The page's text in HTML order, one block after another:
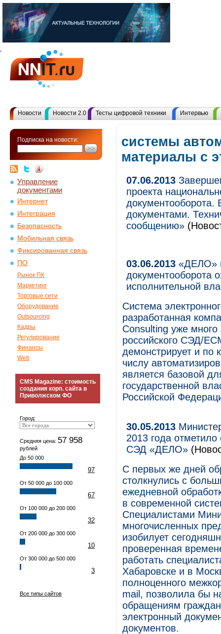
Новости Новости 2.0 Тесты цифровой техники Интервью
Подписка на новости:
Управление
документами
Интернет
Интеграция
Безопасность
Мобильная связь
Фиксированная связь
ПО
Рынок ПК
Маркетинг
Торговые сети
Оборудование
Outsourcing
Кадры
Регулирование
Финансы
Web
CMS Magazine: стоимость
создания корп. сайта в
Приволжском ФО
Город:
Средняя цена: 57 958
рублей
До 50 000
97
От 50 000 до 100 000
67
От 100 000 до 200 000
32
От 200 000 до 300 000
10
От 300 000 до 500 000
3
Все типы сайтов
системы
материалы с
07.06.2013
проекта
документооборота.
документами.
сообщению»
03.06.2013 «ДЕЛО»
документооборота
исполнительной
Система
разработанная
Consulting уже
российского СЭД/
демонстрирует и по
числу
является базовой
государственной
Российской
30.05.2013
2013 года
СЭД «ДЕЛО»
С первых же дней
столкнулись с
ежедневной
в современной
Специалистами
многочисленных
изобилует
проверенная
работать
Хабаровске и в
полноценного
mail, позволила бы
обращениям
электронный
документов.